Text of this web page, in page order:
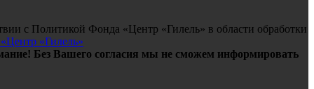
с Политикой Фонда «Центр «Гилель» в области обработки
«Гилель»
Без Вашего согласия мы не сможем информировать